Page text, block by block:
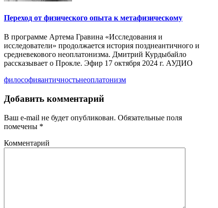
Переход от физического опыта к метафизическому
В программе Артема Гравина «Исследования и
исследователи» продолжается история позднеантичного и
средневекового неоплатонизма. Дмитрий Курдыбайло
рассказывает о Прокле. Эфир 17 октября 2024 г. АУДИО
философияантичностьнеоплатонизм
Добавить комментарий
Ваш e-mail не будет опубликован. Обязательные поля
помечены *
Комментарий